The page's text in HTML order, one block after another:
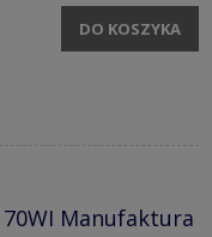
DO KOSZYKA
70WI Manufaktura